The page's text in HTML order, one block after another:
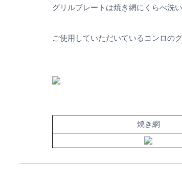
グリルプレートは焼き網にくらべ洗
ご使用していただいているコンロの
焼き網